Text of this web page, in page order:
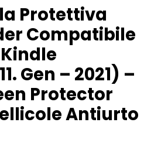
Protettiva
Compatibile
Gen – 2021) –
Protector
Antiurto